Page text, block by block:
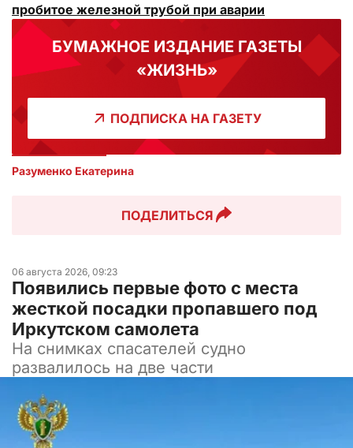
пробитое железной трубой при аварии
БУМАЖНОЕ ИЗДАНИЕ ГАЗЕТЫ
«ЖИЗНЬ»
ПОДПИСКА НА ГАЗЕТУ
Разуменко Екатерина
ПОДЕЛИТЬСЯ
06 августа 2026, 09:23
Появились первые фото с места
жесткой посадки пропавшего под
Иркутском самолета
На снимках спасателей судно
развалилось на две части